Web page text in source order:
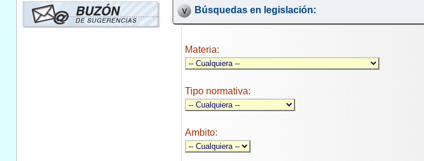
Búsquedas en legislación:
Materia:
Tipo normativa:
Ambito: